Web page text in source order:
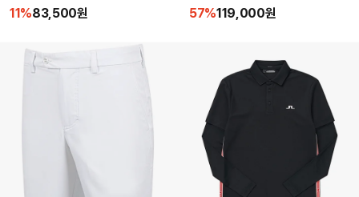
11 %83,500원 57%119,000원